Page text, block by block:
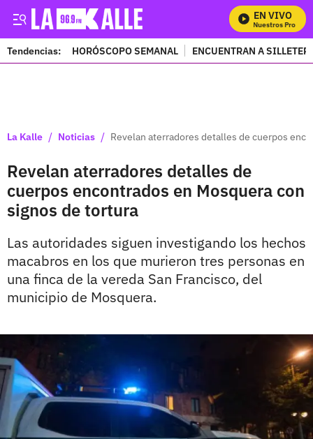
EN VIVO
Mira Todos Nuestros
Tendencias: HORÓSCOPO SEMANAL ENCUENTRAN A
La Kalle / Noticias / Revelan aterradores detalles de cuerpos
Revelan aterradores detalles de
cuerpos encontrados en Mosquera con
signos de tortura
Las autoridades siguen investigando los hechos
macabros en los que murieron tres personas en
una finca de la vereda San Francisco, del
municipio de Mosquera.